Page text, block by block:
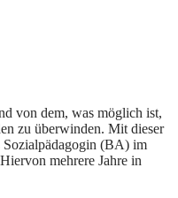
von dem, was möglich ist,
zu überwinden. Mit dieser
Sozialpädagogin (BA) im
mehrere Jahre in